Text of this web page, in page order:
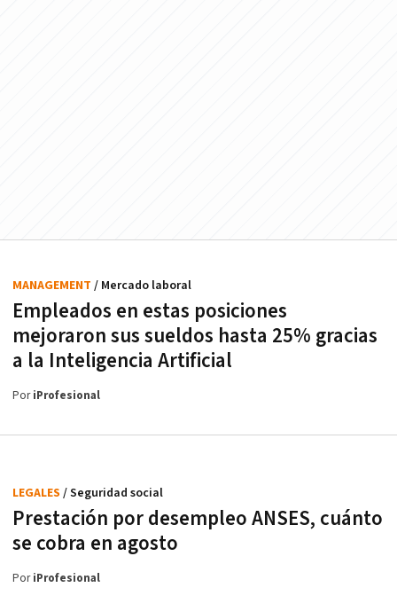
Empleados en estas posiciones
mejoraron sus sueldos hasta 25% gracias
a la Inteligencia Artificial
MANAGEMENT / Mercado laboral
PoriProfesional
Prestación por desempleo ANSES, cuánto
se cobra en agosto
LEGALES / Seguridad social
PoriProfesional